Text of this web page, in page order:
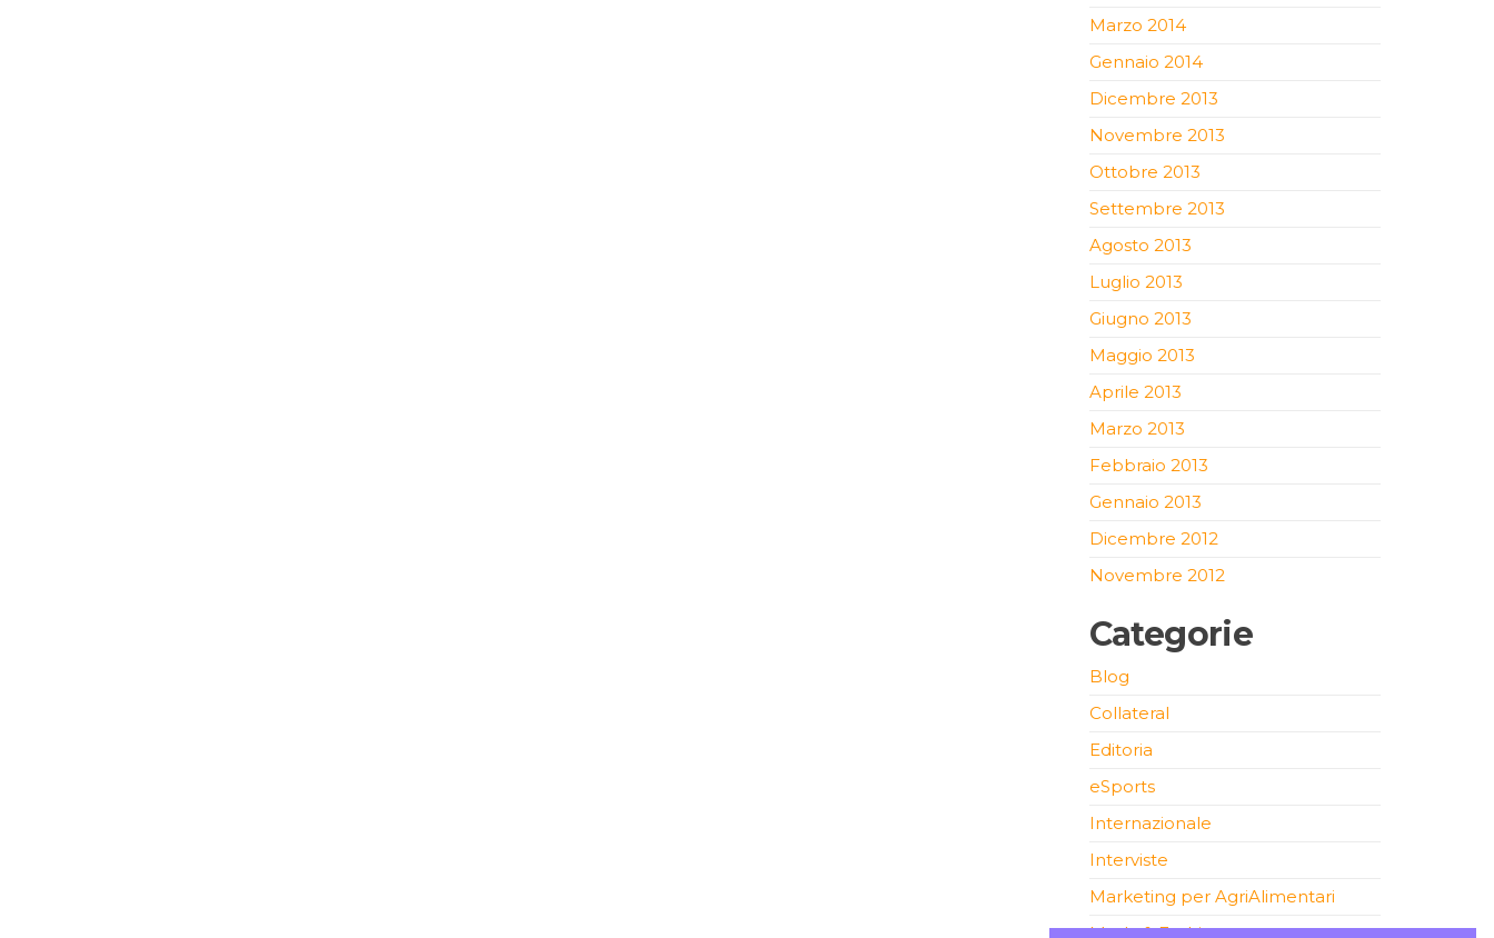
Marzo 2014
Gennaio 2014
Dicembre 2013
Novembre 2013
Ottobre 2013
Settembre 2013
Agosto 2013
Luglio 2013
Giugno 2013
Maggio 2013
Aprile 2013
Marzo 2013
Febbraio 2013
Gennaio 2013
Dicembre 2012
Novembre 2012
Categorie
Blog
Collateral
Editoria
eSports
Internazionale
Interviste
Marketing per AgriAlimentari
Moda & Fashion